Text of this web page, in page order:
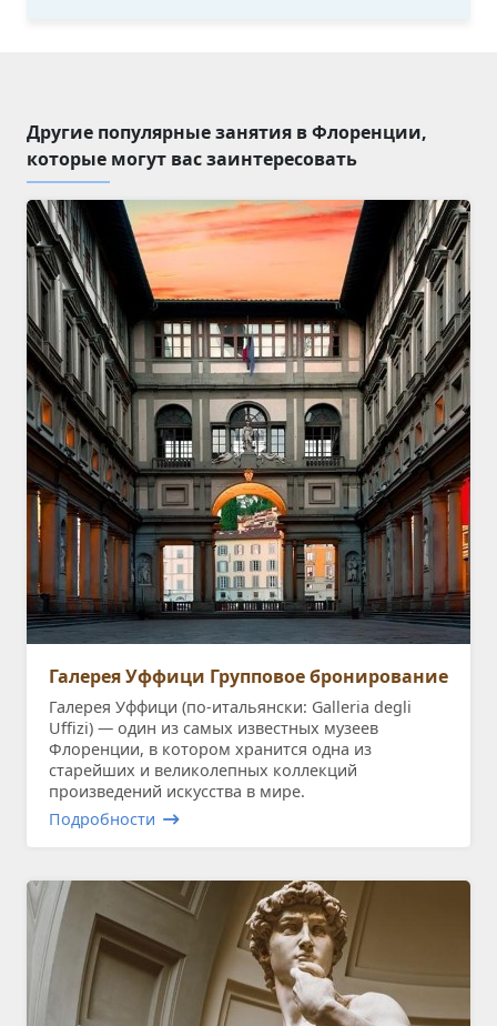
Другие популярные занятия в Флоренции,
которые могут вас заинтересовать
Галерея Уффици Групповое бронирование
Галерея Уффици (по-итальянски: Galleria degli
Uffizi) — один из самых известных музеев
Флоренции, в котором хранится одна из
старейших и великолепных коллекций
произведений искусства в мире.
Подробности